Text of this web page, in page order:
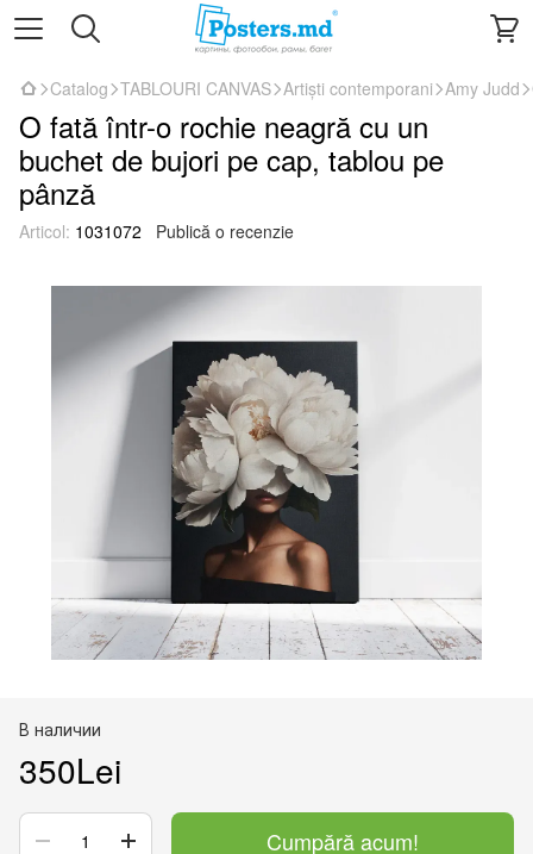
Catalog TABLOURI CANVAS Artiști contemporani Amy Judd
O fată într-o rochie neagră cu un
buchet de bujori pe cap, tablou pe
pânză
Articol: 1031072 Publică o recenzie
В наличии
350Lei
Cumpără acum!